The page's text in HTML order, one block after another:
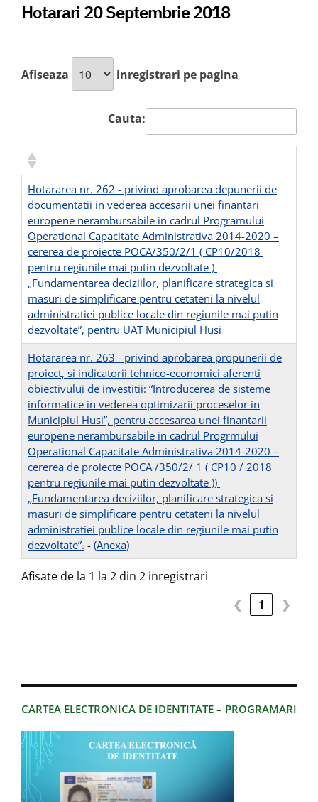
CARTEA ELECTRONICA DE IDENTITATE – PROGRAMARI
Hotarari 20 Septembrie 2018
Afiseaza inregistrari pe pagina
Cauta:
Hotararea nr. 262 - privind aprobarea depunerii de
documentatii in vederea accesarii unei finantari
europene nerambursabile in cadrul Programului
Operational Capacitate Administrativa 2014-2020 –
cererea de proiecte POCA/350/2/1 ( CP10/2018
pentru regiunile mai putin dezvoltate )
„Fundamentarea deciziilor, planificare strategica si
masuri de simplificare pentru cetateni la nivelul
administratiei publice locale din regiunile mai putin
dezvoltate”, pentru UAT Municipiul Husi
Hotararea nr. 263 - privind aprobarea propunerii de
proiect, si indicatorii tehnico-economici aferenti
obiectivului de investitii: “Introducerea de sisteme
informatice in vederea optimizarii proceselor in
Municipiul Husi”, pentru accesarea unei finantarii
europene nerambursabile in cadrul Progrmului
Operational Capacitate Administrativa 2014-2020 –
cererea de proiecte POCA /350/2/ 1 ( CP10 / 2018
pentru regiunile mai putin dezvoltate ))
„Fundamentarea deciziilor, planificare strategica si
masuri de simplificare pentru cetateni la nivelul
administratiei publice locale din regiunile mai putin
dezvoltate”. - (Anexa)
Afisate de la 1 la 2 din 2 inregistrari
❮ 1 ❯